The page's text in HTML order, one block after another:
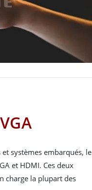
systèmes embarqués, le
et HDMI. Ces deux
charge la plupart des